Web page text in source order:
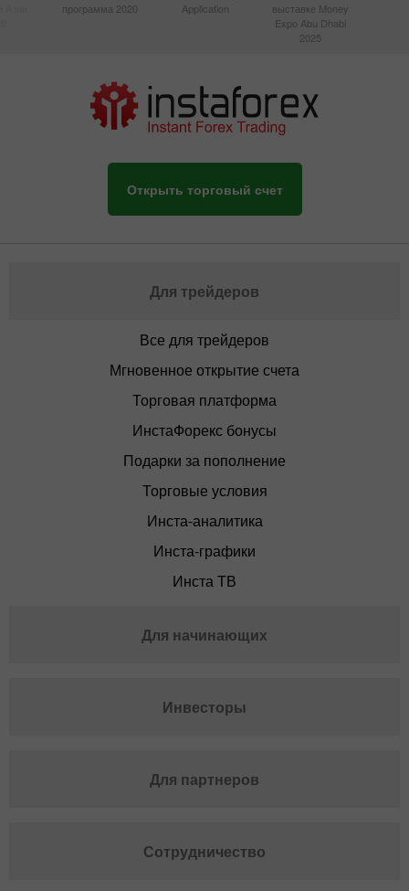
программа 2020
Application
выставке Money
Expo Abu Dhabi
2025
Открыть торговый счет
Для трейдеров
Все для трейдеров
Мгновенное открытие счета
Торговая платформа
ИнстаФорекс бонусы
Подарки за пополнение
Торговые условия
Инста-аналитика
Инста-графики
Инста ТВ
Для начинающих
Инвесторы
Для партнеров
Сотрудничество